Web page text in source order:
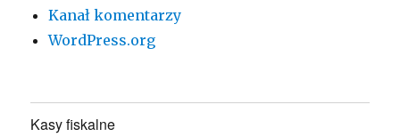
Kanał komentarzy
WordPress.org
Kasy fiskalne